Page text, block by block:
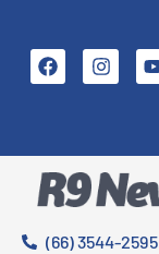
(66) 3544-2595